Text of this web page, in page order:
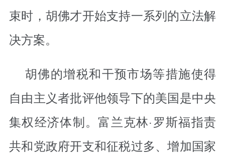
束时，胡佛才开始支持一系列的立法解
决方案。
胡佛的增税和干预市场等措施使得
自由主义者批评他领导下的美国是中央
集权经济体制。富兰克林·罗斯福指责
共和党政府开支和征税过多、增加国家